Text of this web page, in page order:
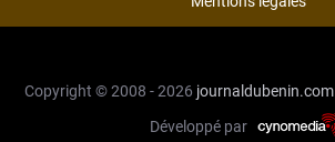
Copyright © 2008 - 2026 journaldubenin.com
Développé par